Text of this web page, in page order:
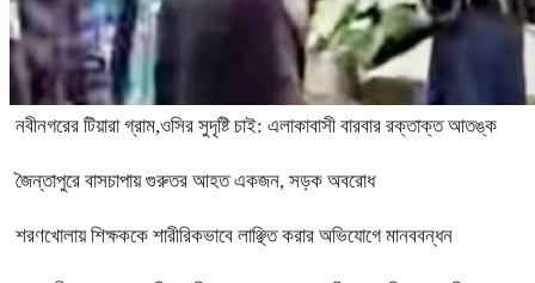
নবীনগরের টিয়ারা গ্রাম,ওসির সুদৃষ্টি চাই: এলাকাবাসী বারবার রক্তাক্ত আতঙ্ক
জৈন্তাপুরে বাসচাপায় গুরুতর আহত একজন, সড়ক অবরোধ
শরণখোলায় শিক্ষককে শারীরিকভাবে লাঞ্ছিত করার অভিযোগে মানববন্ধন